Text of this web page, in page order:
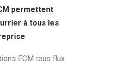
permettent
à tous les
ECM tous flux